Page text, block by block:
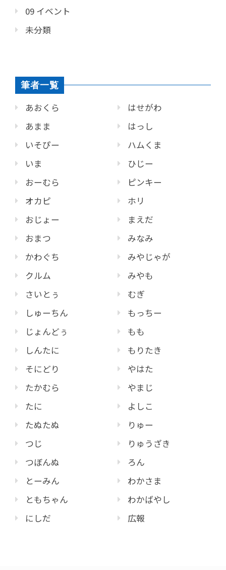
09 イベント
未分類
筆者一覧
あおくら
あまま
いそぴー
いま
おーむら
オカピ
おじょー
おまつ
かわぐち
クルム
さいとぅ
しゅーちん
じょんどぅ
しんたに
そにどり
たかむら
たに
たぬたぬ
つじ
つぼんぬ
とーみん
ともちゃん
にしだ
はせがわ
はっし
ハムくま
ひじー
ピンキー
ホリ
まえだ
みなみ
みやじゃが
みやも
むぎ
もっちー
もも
もりたき
やはた
やまじ
よしこ
りゅー
りゅうざき
ろん
わかさま
わかばやし
広報